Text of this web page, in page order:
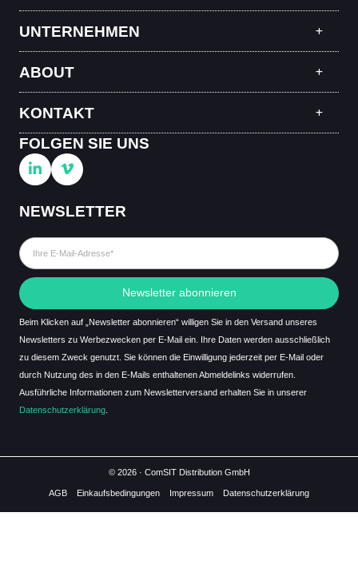
UNTERNEHMEN
ABOUT
KONTAKT
FOLGEN SIE UNS
NEWSLETTER
Newsletter abonnieren
Beim Klicken auf „Newsletter abonnieren“ willigen Sie in den Versand unseres
Newsletters zu Werbezwecken per E-Mail ein. Ihre Daten werden ausschließlich
zu diesem Zweck genutzt. Sie können die Einwilligung jederzeit per E-Mail oder
durch Nutzung des in den E-Mails enthaltenen Abmeldelinks widerrufen.
Ausführliche Informationen zum Newsletterversand erhalten Sie in unserer
Datenschutzerklärung
© 2026 · ComSIT Distribution GmbH
AGB Einkaufsbedingungen Impressum Datenschutzerklärung